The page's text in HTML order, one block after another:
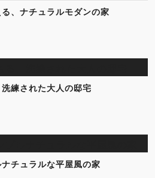
、ナチュラルモダンの家
練された大人の邸宅
チュラルな平屋風の家